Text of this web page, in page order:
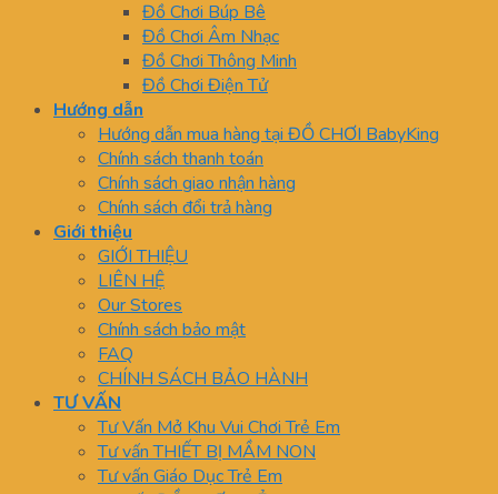
Đồ Chơi Búp Bê
Đồ Chơi Âm Nhạc
Đồ Chơi Thông Minh
Đồ Chơi Điện Tử
Hướng dẫn
Hướng dẫn mua hàng tại ĐỒ CHƠI BabyKing
Chính sách thanh toán
Chính sách giao nhận hàng
Chính sách đổi trả hàng
Giới thiệu
GIỚI THIỆU
LIÊN HỆ
Our Stores
Chính sách bảo mật
FAQ
CHÍNH SÁCH BẢO HÀNH
TƯ VẤN
Tư Vấn Mở Khu Vui Chơi Trẻ Em
Tư vấn THIẾT BỊ MẦM NON
Tư vấn Giáo Dục Trẻ Em